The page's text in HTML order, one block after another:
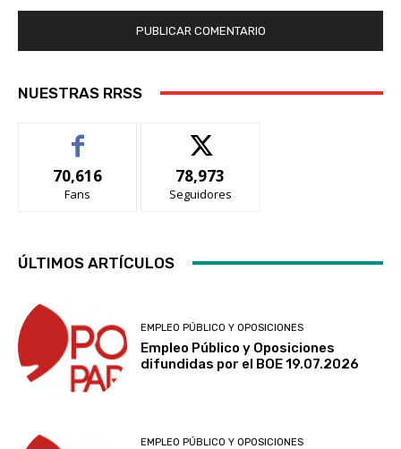
NUESTRAS RRSS
70,616
Fans
78,973
Seguidores
ÚLTIMOS ARTÍCULOS
EMPLEO PÚBLICO Y OPOSICIONES
Empleo Público y Oposiciones
difundidas por el BOE 19.07.2026
EMPLEO PÚBLICO Y OPOSICIONES